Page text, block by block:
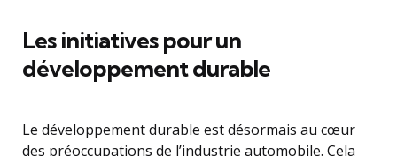
Les initiatives pour un
développement durable
Le développement durable est désormais au cœur
des préoccupations de l’industrie automobile. Cela